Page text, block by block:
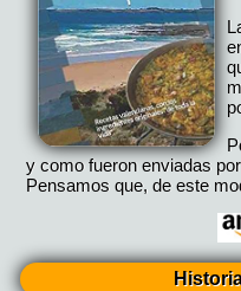
y como fueron enviadas
Pensamos que, de este